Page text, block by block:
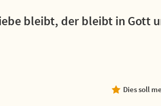
bleibt, der bleibt in Gott
Dies soll